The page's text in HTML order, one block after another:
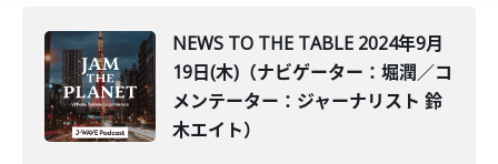
NEWS TO THE TABLE 2024年9月
19日(木)（ナビゲーター：堀潤／コ
メンテーター：ジャーナリスト 鈴
木エイト）